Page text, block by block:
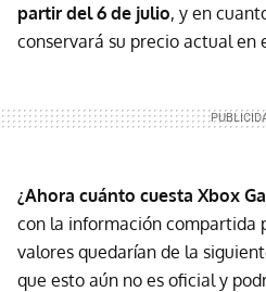
partir del 6 de julio, y en
conservará su precio actual en
¿Ahora cuánto cuesta Xbox
con la información compartida
valores quedarían de la
que esto aún no es oficial y